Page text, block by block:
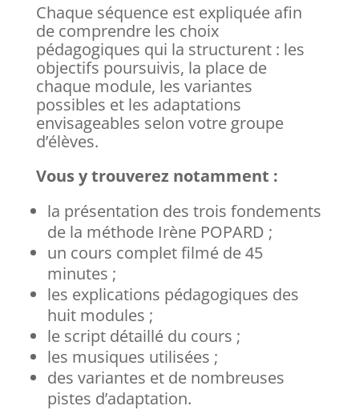
Chaque séquence est expliquée afin
de comprendre les choix
pédagogiques qui la structurent : les
objectifs poursuivis, la place de
chaque module, les variantes
possibles et les adaptations
envisageables selon votre groupe
d’élèves.
Vous y trouverez notamment :
la présentation des trois fondements
de la méthode Irène POPARD ;
un cours complet filmé de 45
minutes ;
les explications pédagogiques des
huit modules ;
le script détaillé du cours ;
les musiques utilisées ;
des variantes et de nombreuses
pistes d’adaptation.